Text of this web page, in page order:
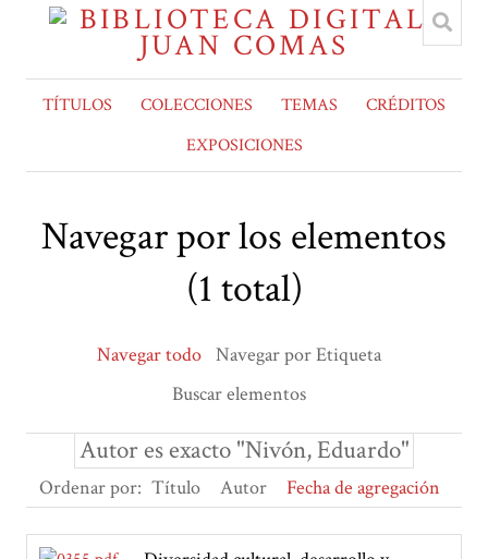
TÍTULOS COLECCIONES TEMAS
CRÉDITOS
EXPOSICIONES
Navegar por los elementos
(1 total)
Navegar todo Navegar por Etiqueta
Buscar elementos
Autor es exacto "Nivón, Eduardo"
Ordenar por: Título Autor Fecha de agregación